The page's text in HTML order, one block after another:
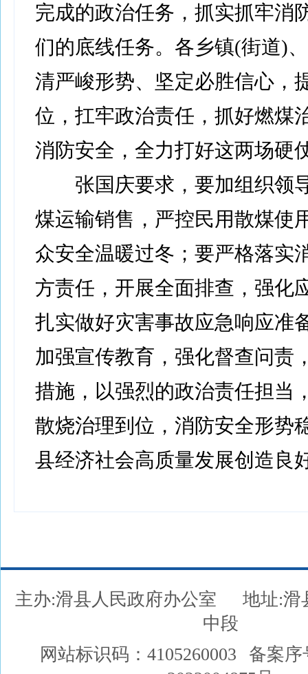
完成的政治任务，抓实抓牢消
们的底线任务。各乡镇(街道)
清严峻形势、坚定必胜信心，
位，扛牢政治责任，抓好燃煤
消防安全，全力打好这两场硬
张国庆要求，要加组织领
煤运输销售，严控民用散煤使
众安全温暖过冬；要严格落实
方责任，开展全面排查，强化
扎实做好灾害事故应急响应准
加强宣传教育，强化督查问责
措施，以强烈的政治责任担当
散烧治理到位，消防安全形势
县经济社会高质量发展创造良
主办:滑县人民政府办公室
地址:滑
中段
网站标识码：4105260003
备案序